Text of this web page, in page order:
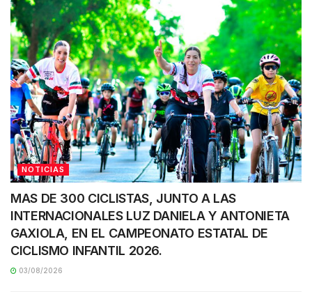
NOTICIAS
MAS DE 300 CICLISTAS, JUNTO A LAS
INTERNACIONALES LUZ DANIELA Y ANTONIETA
GAXIOLA, EN EL CAMPEONATO ESTATAL DE
CICLISMO INFANTIL 2026.
03/08/2026